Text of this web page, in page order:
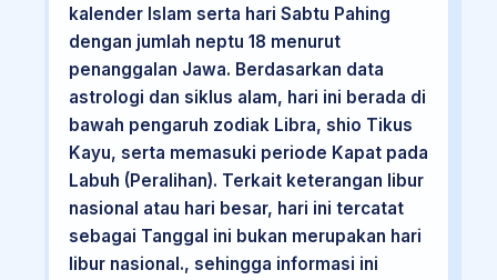
kalender Islam serta hari Sabtu Pahing
dengan jumlah neptu 18 menurut
penanggalan Jawa. Berdasarkan data
astrologi dan siklus alam, hari ini berada di
bawah pengaruh zodiak Libra, shio Tikus
Kayu, serta memasuki periode Kapat pada
Labuh (Peralihan). Terkait keterangan libur
nasional atau hari besar, hari ini tercatat
sebagai Tanggal ini bukan merupakan hari
libur nasional., sehingga informasi ini